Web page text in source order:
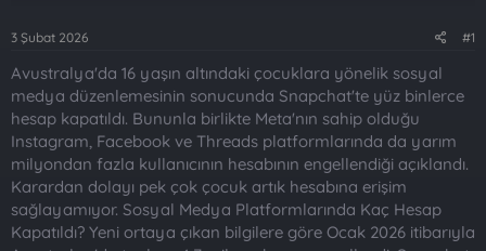
b
ş
l
a
n
ı
t
a
h
i
3 Şubat 2026 #1
Avustralya'da 16 yaşın altındaki çocuklara yönelik sosyal
medya düzenlemesinin sonucunda Snapchat'te yüz binlerce
hesap kapatıldı. Bununla birlikte Meta'nın sahip olduğu
Instagram, Facebook ve Threads platformlarında da yarım
milyondan fazla kullanıcının hesabının engellendiği açıklandı.
Karardan dolayı pek çok çocuk artık hesabına erişim
sağlayamıyor. Sosyal Medya Platformlarında Kaç Hesap
Kapatıldı? Yeni ortaya çıkan bilgilere göre Ocak 2026 itibarıyla